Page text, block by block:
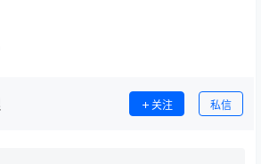
关注 私信